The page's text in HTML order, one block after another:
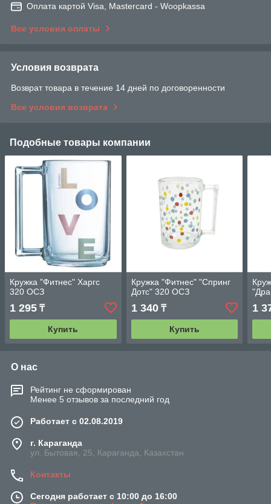
Оплата картой Visa, Mastercard - Woopkassa
Все условия оплаты
Условия возврата
Возврат товара в течение 14 дней по договоренности
Все условия возврата
Подобные товары компании
Кружка "Фитнес" Харгс
320 ОСЗ
1 295 ₸
Купить
Кружка "Фитнес" "Спринг
Дотс" 320 ОСЗ
1 340₸
Купить
1
О нас
Рейтинг не сформирован
Менее 5 отзывов за последний год
Работает с 02.08.2019
г. Караганда
ул. Бытовая, 25, Караганда, Казахстан
Контакты
Сегодня работает с 10:00 до 16:00